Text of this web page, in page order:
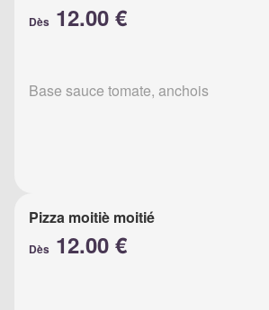
Dès 12.00 €
Base sauce tomate, anchois
Pizza moitiè moitié
Dès 12.00 €